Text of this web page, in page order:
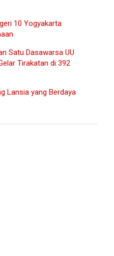
10 Yogyakarta
Satu Dasawarsa UU
Tirakatan di 392
Lansia yang Berdaya